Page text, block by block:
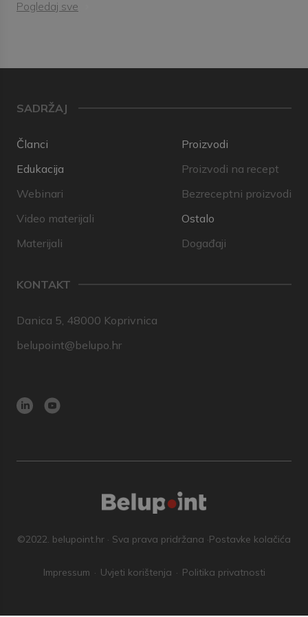
Pogledaj sve
SADRŽAJ
Članci
Edukacija
Webinari
Video materijali
Materijali
Proizvodi
Proizvodi na recept
Bezreceptni proizvodi
Ostalo
Događaji
KONTAKT
Danica 5, 48000 Koprivnica
belupoint@belupo.hr
©2022. belupoint.hr · Sva prava pridržana ·Postavke kolačića
Impressum Uvjeti korištenja Politika privatnosti